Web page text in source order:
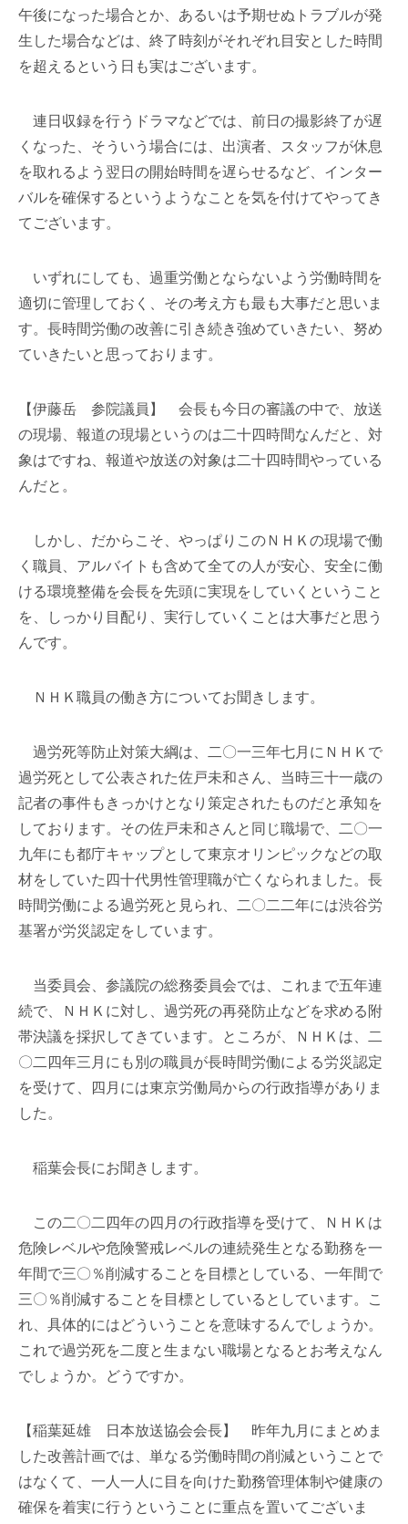
午後になった場合とか、あるいは予期せぬトラブルが発
生した場合などは、終了時刻がそれぞれ目安とした時間
を超えるという日も実はございます。
連日収録を行うドラマなどでは、前日の撮影終了が遅
くなった、そういう場合には、出演者、スタッフが休息
を取れるよう翌日の開始時間を遅らせるなど、インター
バルを確保するというようなことを気を付けてやってき
てございます。
いずれにしても、過重労働とならないよう労働時間を
適切に管理しておく、その考え方も最も大事だと思いま
す。長時間労働の改善に引き続き強めていきたい、努め
ていきたいと思っております。
【伊藤岳 参院議員】 会長も今日の審議の中で、放送
の現場、報道の現場というのは二十四時間なんだと、対
象はですね、報道や放送の対象は二十四時間やっている
んだと。
しかし、だからこそ、やっぱりこのＮＨＫの現場で働
く職員、アルバイトも含めて全ての人が安心、安全に働
ける環境整備を会長を先頭に実現をしていくということ
を、しっかり目配り、実行していくことは大事だと思う
んです。
ＮＨＫ職員の働き方についてお聞きします。
過労死等防止対策大綱は、二〇一三年七月にＮＨＫで
過労死として公表された佐戸未和さん、当時三十一歳の
記者の事件もきっかけとなり策定されたものだと承知を
しております。その佐戸未和さんと同じ職場で、二〇一
九年にも都庁キャップとして東京オリンピックなどの取
材をしていた四十代男性管理職が亡くなられました。長
時間労働による過労死と見られ、二〇二二年には渋谷労
基署が労災認定をしています。
当委員会、参議院の総務委員会では、これまで五年連
続で、ＮＨＫに対し、過労死の再発防止などを求める附
帯決議を採択してきています。ところが、ＮＨＫは、二
〇二四年三月にも別の職員が長時間労働による労災認定
を受けて、四月には東京労働局からの行政指導がありま
した。
稲葉会長にお聞きします。
この二〇二四年の四月の行政指導を受けて、ＮＨＫは
危険レベルや危険警戒レベルの連続発生となる勤務を一
年間で三〇％削減することを目標としている、一年間で
三〇％削減することを目標としているとしています。こ
れ、具体的にはどういうことを意味するんでしょうか。
これで過労死を二度と生まない職場となるとお考えなん
でしょうか。どうですか。
【稲葉延雄 日本放送協会会長】 昨年九月にまとめま
した改善計画では、単なる労働時間の削減ということで
はなくて、一人一人に目を向けた勤務管理体制や健康の
確保を着実に行うということに重点を置いてございま